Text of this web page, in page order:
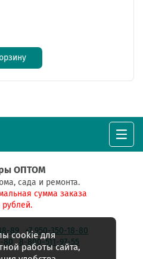
ОПТОМ
сада и ремонта.
сумма заказа
рублей.
89
+7 950-350-18-80
80
8-800-511-97-55
cookie для
работы сайта,